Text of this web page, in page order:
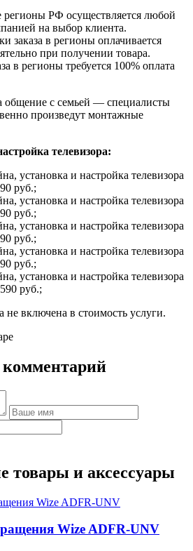
регионы РФ осуществляется любой
на выбор клиента.
заказа в регионы оплачивается
при получении товара.
в регионы требуется 100% оплата
общение с семьей — специалисты
произведут монтажные
телевизора:
установка и настройка телевизора
руб.;
установка и настройка телевизора
руб.;
установка и настройка телевизора
руб.;
установка и настройка телевизора
руб.;
установка и настройка телевизора
руб.;
включена в стоимость услуги.
товары и аксессуары
Wize ADFR-UNV